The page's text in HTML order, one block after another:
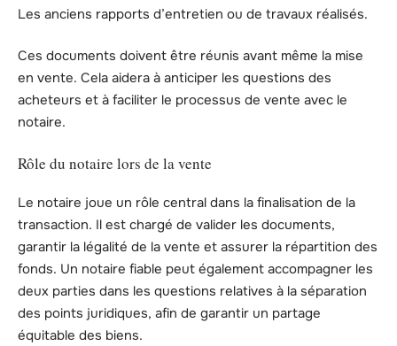
Les anciens rapports d’entretien ou de travaux réalisés.
Ces documents doivent être réunis avant même la mise
en vente. Cela aidera à anticiper les questions des
acheteurs et à faciliter le processus de vente avec le
notaire.
Rôle du notaire lors de la vente
Le notaire joue un rôle central dans la finalisation de la
transaction. Il est chargé de valider les documents,
garantir la légalité de la vente et assurer la répartition des
fonds. Un notaire fiable peut également accompagner les
deux parties dans les questions relatives à la séparation
des points juridiques, afin de garantir un partage
équitable des biens.